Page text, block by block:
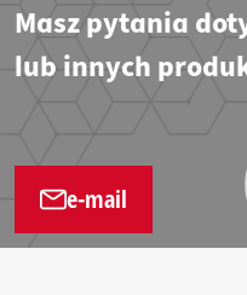
Masz pytania
lub innych
e-mail